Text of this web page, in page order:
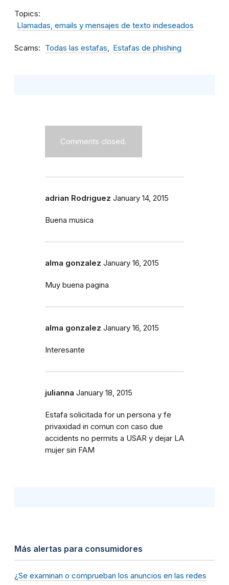
Topics
Llamadas, emails y mensajes de texto indeseados
Scams Todas las estafas Estafas de phishing
Comments closed.
adrian Rodriguez January 14, 2015
Buena musica
alma gonzalez January 16, 2015
Muy buena pagina
alma gonzalez January 16, 2015
Interesante
julianna January 18, 2015
Estafa solicitada for un persona y fe
privaxidad in comun con caso due
accidents no permits a USAR y dejar LA
mujer sin FAM
Más alertas para consumidores
¿Se examinan o comprueban los anuncios en las redes